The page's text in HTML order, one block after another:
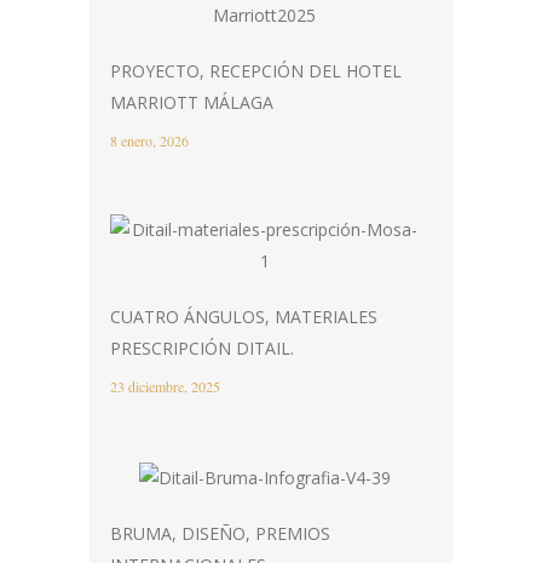
PROYECTO, RECEPCIÓN DEL HOTEL
MARRIOTT MÁLAGA
8 enero, 2026
CUATRO ÁNGULOS, MATERIALES
PRESCRIPCIÓN DITAIL.
23 diciembre, 2025
BRUMA, DISEÑO, PREMIOS